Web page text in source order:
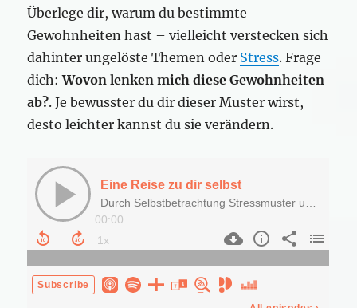
Überlege dir, warum du bestimmte
Gewohnheiten hast – vielleicht verstecken sich
dahinter ungelöste Themen oder Stress. Frage
dich:Wovon lenken mich diese Gewohnheiten
ab?. Je bewusster du dir dieser Muster wirst,
desto leichter kannst du sie verändern.